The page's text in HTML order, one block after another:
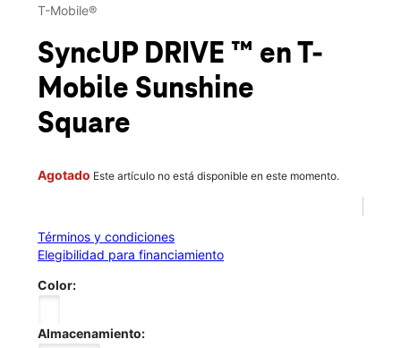
Jue.:10:00 a.m. a 8:00 p.m.
location_on
700 Patchogue Yaphank Rd Ste 10 Medford, NY 11763
T-Mobile®
SyncUP DRIVE ™ en T-
Mobile Sunshine
Square
Agotado Este artículo no está disponible en este momento.
Términos y condiciones
Elegibilidad para financiamiento
Color:
Almacenamiento: